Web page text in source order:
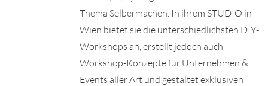
Thema Selbermachen. In ihrem STUDIO in
Wien bietet sie die unterschiedlichsten DIY-
Workshops an, erstellt jedoch auch
Workshop-Konzepte für Unternehmen &
Events aller Art und gestaltet exklusiven